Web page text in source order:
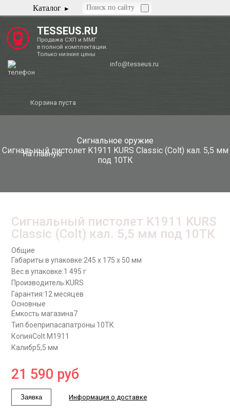
Каталог
TESSEUS.RU
Продажа СХП и ММГ
в полной комплектации.
Только низкие цены
info@tesseus.ru
Корзина пуста
Сигнальное оружие
Сигнальный пистолет K1911 KURS Classic (Colt) кал. 5,5 мм
под 10ТК
На главную
Сигнальный пистолет K1911 KURS
Classic (Colt) кал. 5,5 мм под 10ТК
Общие
Габариты в упаковке:245 x 175 x 50 мм
Вес в упаковке:1 495 г
Производитель:KURS
Гарантия:12 месяцев
Основные
Ёмкость магазина7
Тип боеприпасапатроны 10ТК
КопияColt M1911
Калибр5,5 мм
21 590 руб
Заявка Информация о доставке